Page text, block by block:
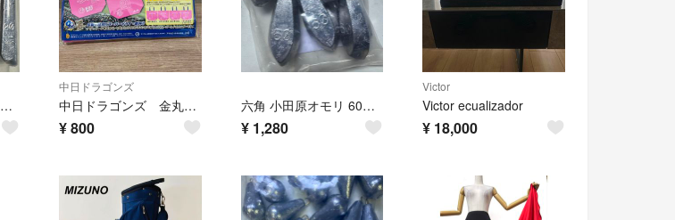
ホゴオモリ 20号 14個入り 釣り オモリ 鉛 船釣り 錘 おもり
中日ドラゴンズ
中日ドラゴンズ 金丸夢斗選手トートバッグ
¥800
六角 小田原オモリ 60号 5個入り 釣り 鉛
¥ 1,280
Victor
Victor ecualizador
¥ 18,000